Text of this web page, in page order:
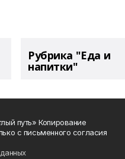
Рубрика "Еда и
напитки"
путь» Копирование
с письменного согласия